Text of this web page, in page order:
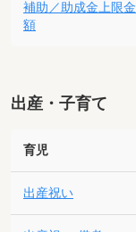
補助／助成金上限金
額
出産・子育て
育児
出産祝い